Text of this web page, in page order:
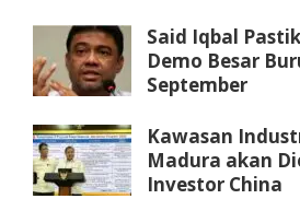
Said Iqbal
Demo Besar
September
Kawasan
Madura akan
Investor China